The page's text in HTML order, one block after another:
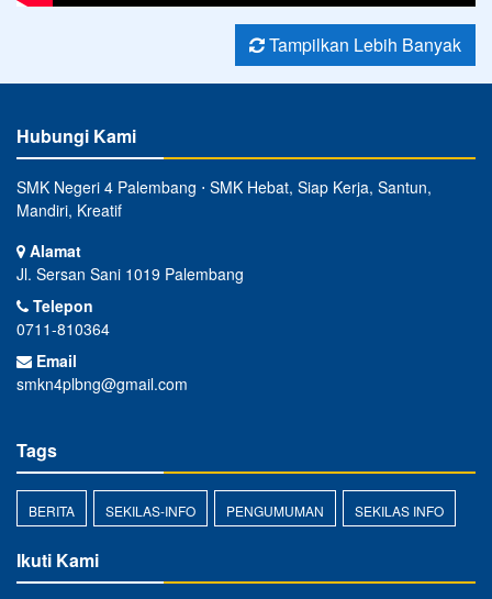
Tampilkan Lebih Banyak
Hubungi Kami
SMK Negeri 4 Palembang ⋅ SMK Hebat, Siap Kerja, Santun,
Mandiri, Kreatif
Alamat
Jl. Sersan Sani 1019 Palembang
Telepon
0711-810364
Email
smkn4plbng@gmail.com
Tags
BERITA SEKILAS-INFO PENGUMUMAN SEKILAS INFO
Ikuti Kami